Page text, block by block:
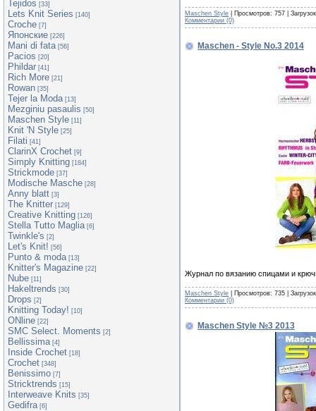
Tejidos [33]
Lets Knit Series [140]
Croche [7]
Японские [226]
Mani di fata [56]
Pacios [20]
Phildar [41]
Rich More [21]
Rowan [35]
Tejer la Moda [13]
Mezginiu pasaulis [50]
Maschen Style [11]
Knit 'N Style [25]
Filati [41]
ClarinX Crochet [9]
Simply Knitting [184]
Strickmode [37]
Modische Masche [28]
Anny blatt [3]
The Knitter [129]
Creative Knitting [126]
Stella Tutto Maglia [6]
Twinkle's [2]
Let's Knit! [56]
Punto & moda [13]
Knitter's Magazine [22]
Nube [11]
Hakeltrends [30]
Drops [2]
Knitting Today! [10]
ONline [22]
SMC Select. Moments [2]
Bellissima [4]
Inside Crochet [18]
Crochet [348]
Benissimo [7]
Stricktrends [15]
Interweave Knits [35]
Gedifra [6]
Maschen Style | Просмотров: 757 |
Комментарии (0)
Maschen - Style No.3 2014
Журнал по вязанию спицами и
Maschen Style | Просмотров: 735 |
Комментарии (0)
Maschen Style №3 2013